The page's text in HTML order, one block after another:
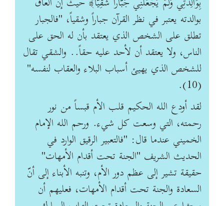
بوالدته يعتبر في نظر القرآن جباراً وشقياً، "فالجبار
تطلق على الشخص الذي يعتقد بأن له الحق على
الناس، ولا يعتقد أن لأحد عليه حقاً.. والشقي تقال
للشخص الذي يهيئ أسباب البلاء والعقاب لنفسه"
(10).
لقد أودع الله الحكيم قلب الأم قبساً من نور
رحمته، التي وسعت كل شي‏ء. ورحم الله الإمام
الخميني عندما قال: "فالتعبير الرقيق الوارد في
الحديث الشريف "الجنة تحت أقدام الأمهات"
حقيقة تشير إلى عظم دور الأم، وتنبه الأبناء إلى أنّ
السعادة والجنة تحت أقدام الأمهات، فعليهم أن